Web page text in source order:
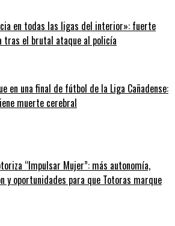
en todas las ligas del interior»: fuerte
tras el brutal ataque al policía
en una final de fútbol de la Liga Cañadense:
muerte cerebral
“Impulsar Mujer”: más autonomía,
y oportunidades para que Totoras marque